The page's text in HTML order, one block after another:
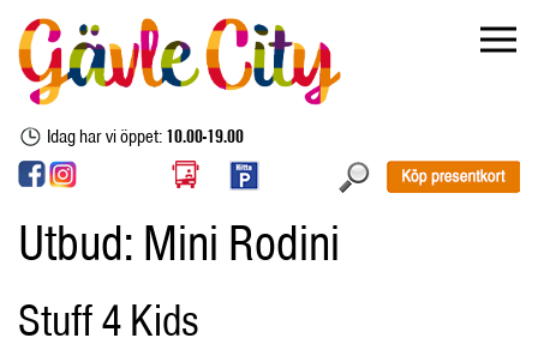
Idag har vi öppet:10.00-19.00
Utbud: Mini Rodini
Stuff 4 Kids